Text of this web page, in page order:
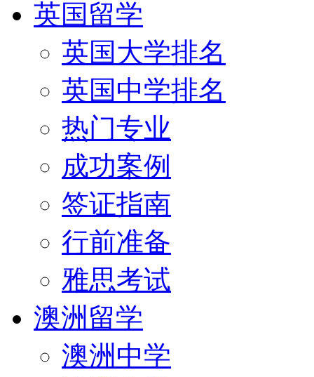
英国留学
英国大学排名
英国中学排名
热门专业
成功案例
签证指南
行前准备
雅思考试
澳洲留学
澳洲中学